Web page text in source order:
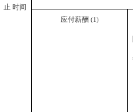
止 时间
应付薪酬 (1)